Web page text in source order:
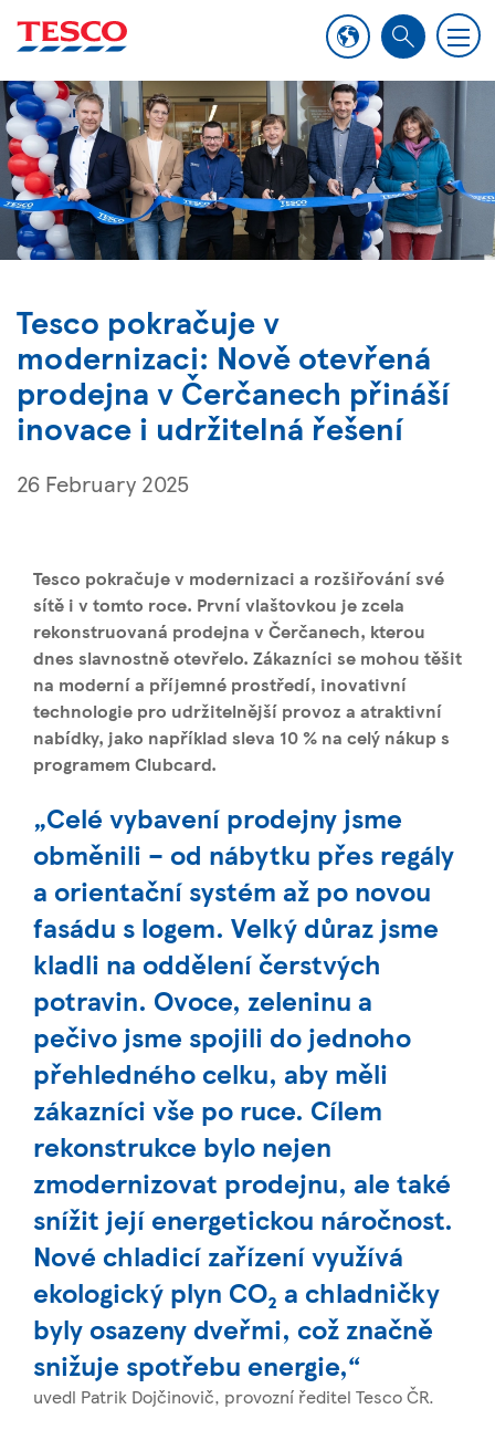
S
a
r
c
h
M
e
n
Tesco pokračuje v
modernizaci: Nově otevřená
prodejna v Čerčanech přináší
inovace i udržitelná řešení
26 February 2025
Tesco pokračuje v modernizaci a rozšiřování své
sítě i v tomto roce. První vlaštovkou je zcela
rekonstruovaná prodejna v Čerčanech, kterou
dnes slavnostně otevřelo. Zákazníci se mohou těšit
na moderní a příjemné prostředí, inovativní
technologie pro udržitelnější provoz a atraktivní
nabídky, jako například sleva 10 % na celý nákup s
programem Clubcard.
„Celé vybavení prodejny jsme
obměnili – od nábytku přes regály
a orientační systém až po novou
fasádu s logem. Velký důraz jsme
kladli na oddělení čerstvých
potravin. Ovoce, zeleninu a
pečivo jsme spojili do jednoho
přehledného celku, aby měli
zákazníci vše po ruce. Cílem
rekonstrukce bylo nejen
zmodernizovat prodejnu, ale také
snížit její energetickou náročnost.
Nové chladicí zařízení využívá
ekologický plyn CO₂ a chladničky
byly osazeny dveřmi, což značně
snižuje spotřebu energie,“
uvedl Patrik Dojčinovič, provozní ředitel Tesco ČR.